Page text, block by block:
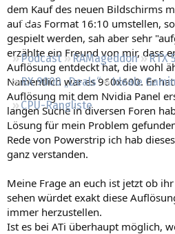
Regeln
Podcast RAMageddon
RTX
RX 9000 „Deals“
Ideale
CPU-Rangliste
dem Kauf des neuen Bildschirms
auf das Format 16:10 umstellen,
gespielt werden, sah aber sehr
erzählte ein Freund von mir, dass
Auflösung entdeckt hat, die wohl
Namentlich war es 960x600. Er
Auflösung mit dem Nvidia Panel
langen Suche in diversen Foren
Lösung für mein Problem
Rede von Powerstrip ich hab
ganz verstanden.
Meine Frage an euch ist jetzt ob
sehen würdet exakt diese
immer herzustellen.
Ist es bei ATi überhaupt möglich,